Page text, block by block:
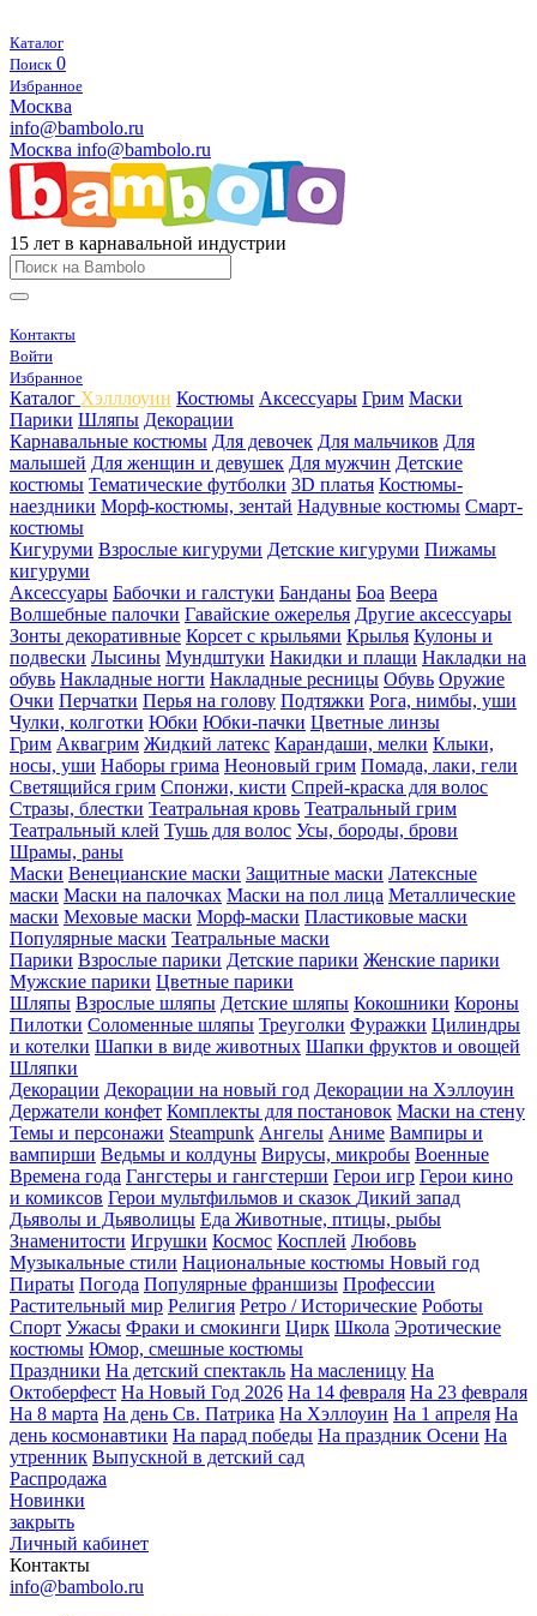
Каталог
Поиск 0
Избранное
Москва
info@bambolo.ru
Москва info@bambolo.ru
15 лет в карнавальной индустрии
Контакты
Войти
Избранное
Каталог Хэлллоуин Костюмы Аксессуары Грим Маски
Парики Шляпы Декорации
Карнавальные костюмы Для девочек Для мальчиков Для
малышей Для женщин и девушек Для мужчин Детские
костюмы Тематические футболки 3D платья Костюмы-
наездники Морф-костюмы, зентай Надувные костюмы Смарт-
костюмы
Кигуруми Взрослые кигуруми Детские кигуруми Пижамы
кигуруми
Аксессуары Бабочки и галстуки Банданы Боа Веера
Волшебные палочки Гавайские ожерелья Другие аксессуары
Зонты декоративные Корсет с крыльями Крылья Кулоны и
подвески Лысины Мундштуки Накидки и плащи Накладки на
обувь Накладные ногти Накладные ресницы Обувь Оружие
Очки Перчатки Перья на голову Подтяжки Рога, нимбы, уши
Чулки, колготки Юбки Юбки-пачки Цветные линзы
Грим Аквагрим Жидкий латекс Карандаши, мелки Клыки,
носы, уши Наборы грима Неоновый грим Помада, лаки, гели
Светящийся грим Спонжи, кисти Спрей-краска для волос
Стразы, блестки Театральная кровь Театральный грим
Театральный клей Тушь для волос Усы, бороды, брови
Шрамы, раны
Маски Венецианские маски Защитные маски Латексные
маски Маски на палочках Маски на пол лица Металлические
маски Меховые маски Морф-маски Пластиковые маски
Популярные маски Театральные маски
Парики Взрослые парики Детские парики Женские парики
Мужские парики Цветные парики
Шляпы Взрослые шляпы Детские шляпы Кокошники Короны
Пилотки Соломенные шляпы Треуголки Фуражки Цилиндры
и котелки Шапки в виде животных Шапки фруктов и овощей
Шляпки
Декорации Декорации на новый год Декорации на Хэллоуин
Держатели конфет Комплекты для постановок Маски на стену
Темы и персонажи Steampunk Ангелы Аниме Вампиры и
вампирши Ведьмы и колдуны Вирусы, микробы Военные
Времена года Гангстеры и гангстерши Герои игр Герои кино
и комиксов Герои мультфильмов и сказок Дикий запад
Дьяволы и Дьяволицы Еда Животные, птицы, рыбы
Знаменитости Игрушки Космос Косплей Любовь
Музыкальные стили Национальные костюмы Новый год
Пираты Погода Популярные франшизы Профессии
Растительный мир Религия Ретро / Исторические Роботы
Спорт Ужасы Фраки и смокинги Цирк Школа Эротические
костюмы Юмор, смешные костюмы
Праздники На детский спектакль На масленицу На
Октоберфест На Новый Год 2026 На 14 февраля На 23 февраля
На 8 марта На день Св. Патрика На Хэллоуин На 1 апреля На
день космонавтики На парад победы На праздник Осени На
утренник Выпускной в детский сад
Распродажа
Новинки
закрыть
Личный кабинет
Контакты
info@bambolo.ru